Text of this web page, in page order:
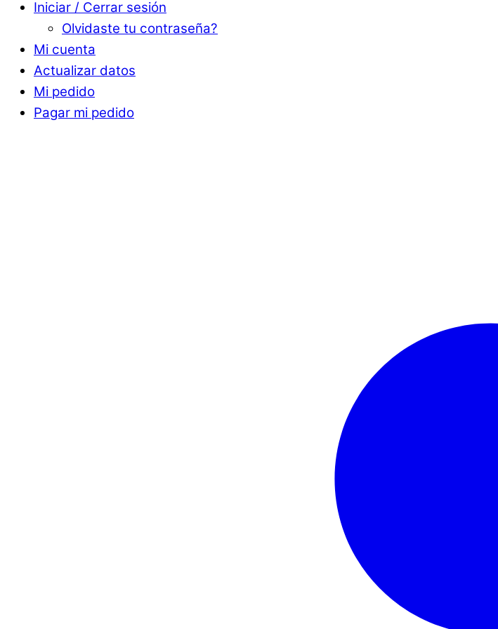
Iniciar / Cerrar sesión
Olvidaste tu contraseña?
Mi cuenta
Actualizar datos
Mi pedido
Pagar mi pedido